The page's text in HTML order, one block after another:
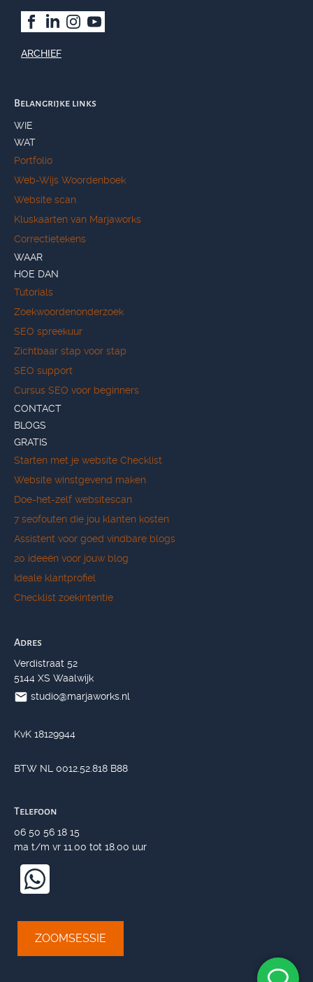
ARCHIEF
Belangrijke links
WIE
WAT
Portfolio
Web-Wijs Woordenboek
Website scan
Kluskaarten van Marjaworks
Correctietekens
WAAR
HOE DAN
Tutorials
Zoekwoordenonderzoek
SEO spreekuur
Zichtbaar stap voor stap
SEO support
Cursus SEO voor beginners
CONTACT
BLOGS
GRATIS
Starten met je website Checklist
Website winstgevend maken
Doe-het-zelf websitescan
7 seofouten die jou klanten kosten
Assistent voor goed vindbare blogs
20 ideeën voor jouw blog
Ideale klantprofiel
Checklist zoekintentie
Adres
Verdistraat 52
5144 XS Waalwijk
studio@marjaworks.nl
KvK 18129944
BTW NL 0012.52.818 B88
Telefoon
06 50 56 18 15
ma t/m vr 11.00 tot 18.00 uur
ZOOMSESSIE